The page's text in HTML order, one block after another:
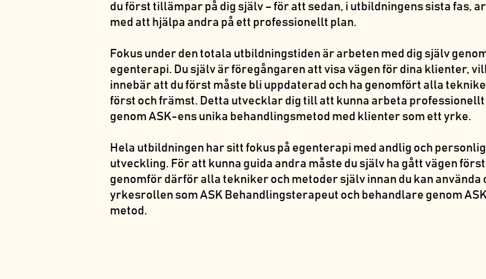
du först tillämpar på dig själv – för att sedan, i utbildningens sista fas,
med att hjälpa andra på ett professionellt plan.
Fokus under den totala utbildningstiden är arbeten med dig själv
egenterapi. Du själv är föregångaren att visa vägen för dina klienter,
innebär att du först måste bli uppdaterad och ha genomfört alla
först och främst. Detta utvecklar dig till att kunna arbeta professionellt
genom ASK-ens unika behandlingsmetod med klienter som ett yrke.
Hela utbildningen har sitt fokus på egenterapi med andlig och personlig
utveckling. För att kunna guida andra måste du själv ha gått vägen
genomför därför alla tekniker och metoder själv innan du kan använda
yrkesrollen som ASK Behandlingsterapeut och behandlare genom
metod.